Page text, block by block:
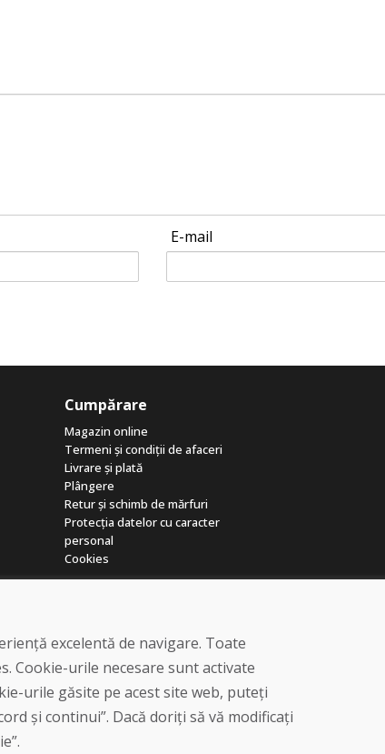
E-mail
Cumpărare
Magazin online
Termeni și condiții de afaceri
Livrare și plată
Plângere
Retur și schimb de mărfuri
Protecția datelor cu caracter
personal
Cookies
© DOMIVOSPORT 2026, Toate drepturile rezervate
DUFEKSOFT crearea de magazine electronice
excelentă de navigare. Toate
Cookie-urile necesare sunt activate
urile găsite pe acest site web, puteți
și continui”. Dacă doriți să vă modificați